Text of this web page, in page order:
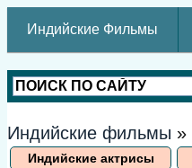
Индийские Фильмы
Индийские фильмы »
Индийские актрисы